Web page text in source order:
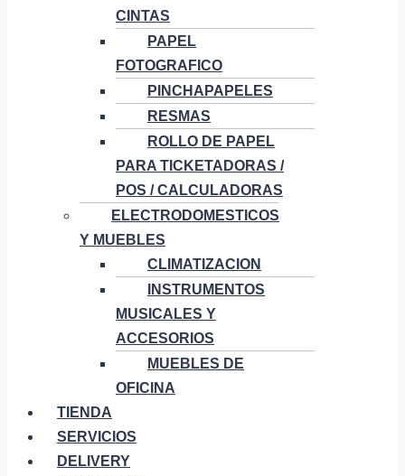
CINTAS
PAPEL
FOTOGRAFICO
PINCHAPAPELES
RESMAS
ROLLO DE PAPEL
PARA TICKETADORAS /
POS / CALCULADORAS
ELECTRODOMESTICOS
Y MUEBLES
CLIMATIZACION
INSTRUMENTOS
MUSICALES Y
ACCESORIOS
MUEBLES DE
OFICINA
TIENDA
SERVICIOS
DELIVERY